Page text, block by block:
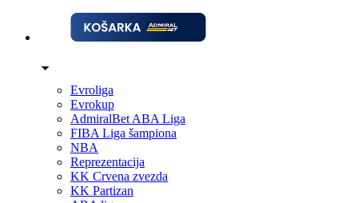
Evroliga
Evrokup
AdmiralBet ABA Liga
FIBA Liga šampiona
NBA
Reprezentacija
KK Crvena zvezda
KK Partizan